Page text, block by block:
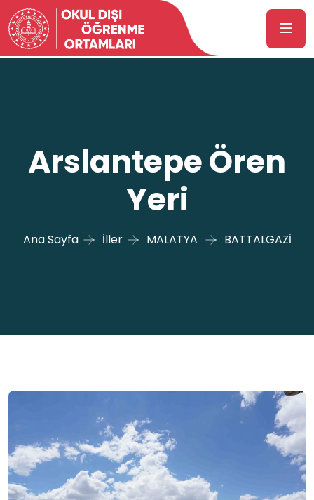
Arslantepe Ören
Yeri
Ana Sayfa İller MALATYA BATTALGAZİ